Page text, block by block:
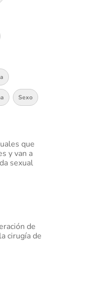
Sexo
que
y van a
sexual
de
cirugía de